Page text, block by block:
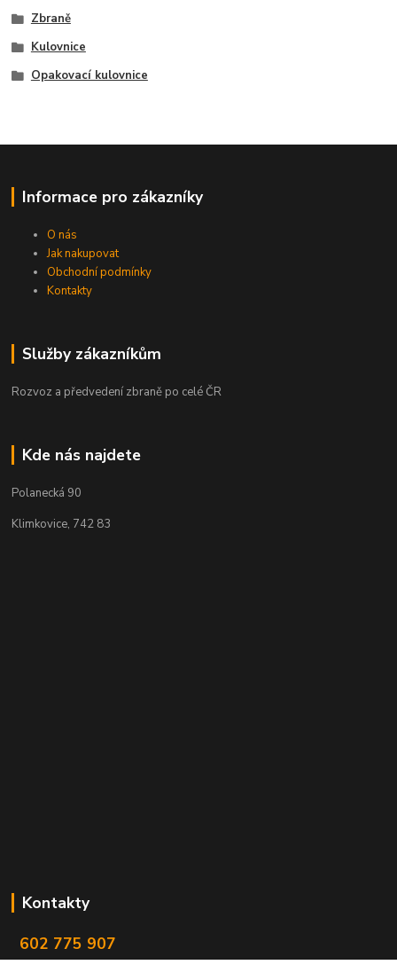
Zbraně
Kulovnice
Opakovací kulovnice
Informace pro zákazníky
O nás
Jak nakupovat
Obchodní podmínky
Kontakty
Služby zákazníkům
Rozvoz a předvedení zbraně po celé ČR
Kde nás najdete
Polanecká 90
Klimkovice, 742 83
Kontakty
602 775 907